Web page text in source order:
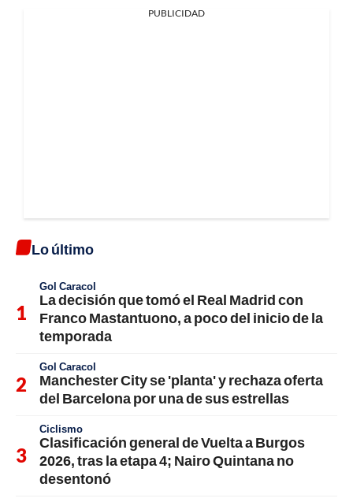
PUBLICIDAD
Lo último
Gol Caracol
La decisión que tomó el Real Madrid con
Franco Mastantuono, a poco del inicio de la
temporada
Gol Caracol
Manchester City se 'planta' y rechaza oferta
del Barcelona por una de sus estrellas
Ciclismo
Clasificación general de Vuelta a Burgos
2026, tras la etapa 4; Nairo Quintana no
desentonó